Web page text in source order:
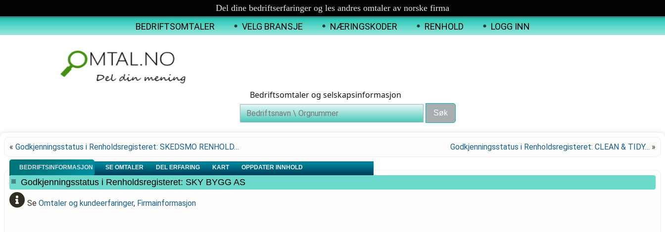
Del dine bedriftserfaringer og les andres omtaler av norske firma
BEDRIFTSOMTALER VELG BRANSJE NÆRINGSKODER RENHOLD LOGG INN
Bedriftsomtaler og selskapsinformasjon
« Godkjenningsstatus i Renholdsregisteret: SKEDSMO RENHOLD… Godkjenningsstatus i Renholdsregisteret: CLEAN & TIDY… »
BEDRIFTSINFORMASJON SE OMTALER DEL ERFARING KART OPPDATER INNHOLD
Godkjenningsstatus i Renholdsregisteret: SKY BYGG AS
Se Omtaler og kundeerfaringer, Firmainformasjon